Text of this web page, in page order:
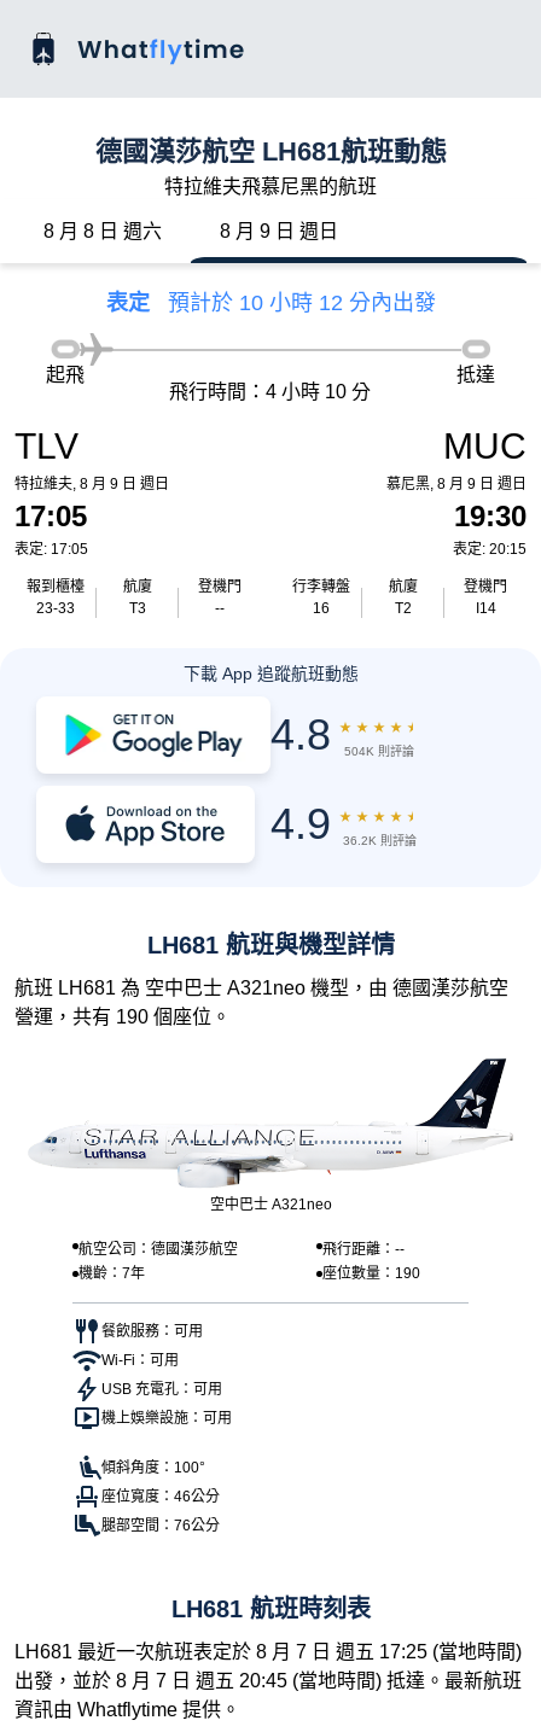
德國漢莎航空 LH681航班動態
特拉維夫飛慕尼黑的航班
8 月 8 日 週六 8 月 9 日 週日
表定 預計於 10 小時 12 分內出發
TLV
特拉維夫, 8 月 9 日 週日
17:05
表定: 17:05
報到櫃檯
23-33
航廈
T3
登機門
--
起飛
飛行時間：4 小時 10 分
抵達
MUC
慕尼黑, 8 月 9 日 週日
19:30
表定: 20:15
行李轉盤
16
航廈
T2
登機門
I14
下載 App 追蹤航班動態
4.8 ★ ★ ★ ★ ★
504K 則評論
4.9 ★ ★ ★ ★ ★
36.2K 則評論
LH681 航班與機型詳情
航班 LH681 為 空中巴士 A321neo 機型，由 德國漢莎航空
營運，共有 190 個座位。
空中巴士 A321neo
航空公司：德國漢莎航空
飛行距離：--
機齡：7年
座位數量：190
餐飲服務：可用
Wi-Fi：可用
USB 充電孔：可用
機上娛樂設施：可用
傾斜角度：100°
座位寬度：46公分
腿部空間：76公分
LH681 航班時刻表
LH681 最近一次航班表定於 8 月 7 日 週五 17:25 (當地時間)
出發，並於 8 月 7 日 週五 20:45 (當地時間) 抵達。最新航班
資訊由 Whatflytime 提供。